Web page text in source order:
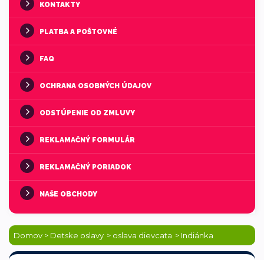
KONTAKTY
PLATBA A POŠTOVNÉ
FAQ
OCHRANA OSOBNÝCH ÚDAJOV
ODSTÚPENIE OD ZMLUVY
REKLAMAČNÝ FORMULÁR
REKLAMAČNÝ PORIADOK
NAŠE OBCHODY
Domov > Detske oslavy > oslava dievcata > Indiánka